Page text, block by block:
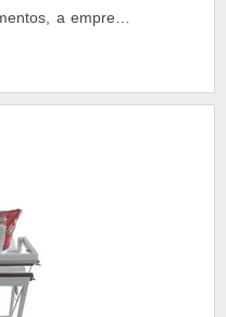
a empresa
máquinas de 70
Outras